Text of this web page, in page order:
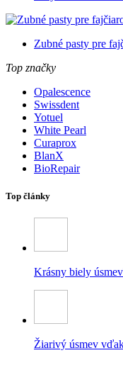
Zubné pasty pre
Top značky
Opalescence
Swissdent
Yotuel
White Pearl
Curaprox
BlanX
BioRepair
Top články
Krásny biely
Žiarivý úsmev